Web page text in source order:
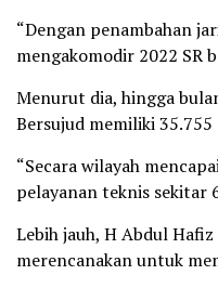
“Dengan penambahan
mengakomodir 2022 SR
Menurut dia, hingga
Bersujud memiliki 35.755
“Secara wilayah
pelayanan teknis sekitar
Lebih jauh, H Abdul
merencanakan untuk